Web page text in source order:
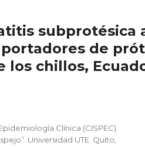
subprotésica
de
los chillos,
Clínica (CISPEC).
Universidad UTE. Quito,